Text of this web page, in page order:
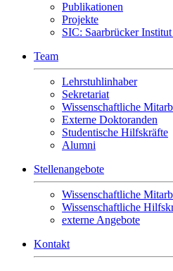
Publikationen
Projekte
SIC: Saarbrücker
Team
Lehrstuhlinhaber
Sekretariat
Wissenschaftliche
Externe Doktoranden
Studentische Hilfskräfte
Alumni
Stellenangebote
Wissenschaftliche
Wissenschaftliche
externe Angebote
Kontakt